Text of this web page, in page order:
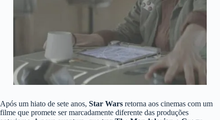
Após um hiato de sete anos, Star Wars retorna aos cinemas com um
filme que promete ser marcadamente diferente das produções